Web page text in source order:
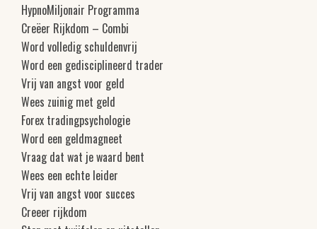
HypnoMiljonair Programma
Creëer Rijkdom – Combi
Word volledig schuldenvrij
Word een gedisciplineerd trader
Vrij van angst voor geld
Wees zuinig met geld
Forex tradingpsychologie
Word een geldmagneet
Vraag dat wat je waard bent
Wees een echte leider
Vrij van angst voor succes
Creeer rijkdom